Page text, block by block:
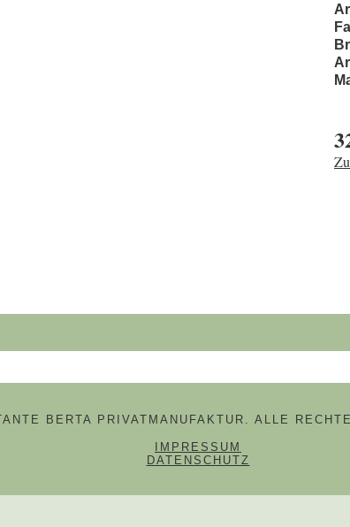
BERTA PRIVATMANUFAKTUR. ALLE
NAVIGATION
IMPRESSUM
DATENSCHUTZ